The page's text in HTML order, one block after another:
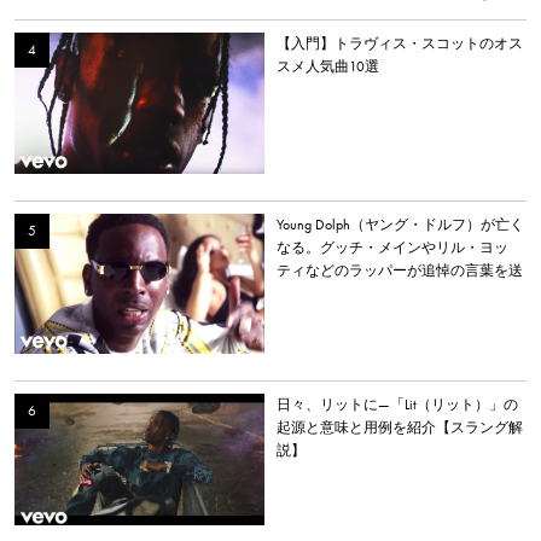
【入門】トラヴィス・スコットのオス
スメ人気曲10選
Young Dolph（ヤング・ドルフ）が亡く
なる。グッチ・メインやリル・ヨッ
ティなどのラッパーが追悼の言葉を送
日々、リットに—「Lit（リット）」の
起源と意味と用例を紹介【スラング解
説】